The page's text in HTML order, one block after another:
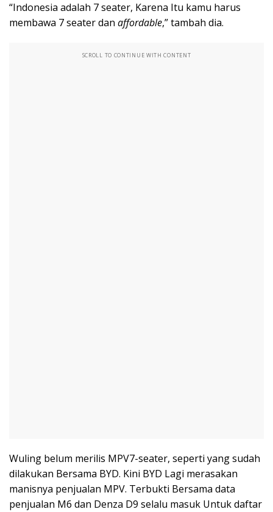
“Indonesia adalah 7 seater, Karena Itu kamu harus
membawa 7 seater dan affordable,” tambah dia.
SCROLL TO CONTINUE WITH CONTENT
Wuling belum merilis MPV7-seater, seperti yang sudah
dilakukan Bersama BYD. Kini BYD Lagi merasakan
manisnya penjualan MPV. Terbukti Bersama data
penjualan M6 dan Denza D9 selalu masuk Untuk daftar